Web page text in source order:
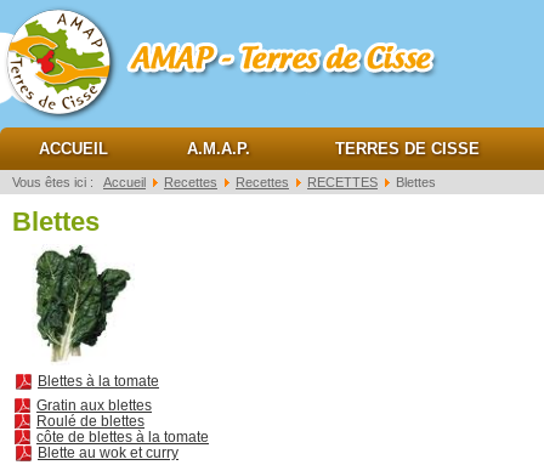
AMAP Terres de cisse
ACCUEIL A.M.A.P. TERRES DE CISSE
Vous êtes ici : Accueil Recettes Recettes RECETTES Blettes
Blettes
Blettes à la tomate
Gratin aux blettes
Roulé de blettes
côte de blettes à la tomate
Blette au wok et curry